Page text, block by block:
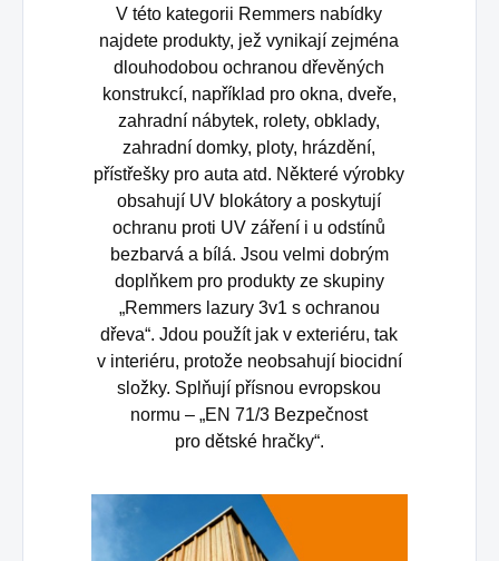
V této kategorii Remmers nabídky
najdete produkty, jež vynikají zejména
dlouhodobou ochranou dřevěných
konstrukcí, například pro okna, dveře,
zahradní nábytek, rolety, obklady,
zahradní domky, ploty, hrázdění,
přístřešky pro auta atd. Některé výrobky
obsahují UV blokátory a poskytují
ochranu proti UV záření i u odstínů
bezbarvá a bílá. Jsou velmi dobrým
doplňkem pro produkty ze skupiny
„Remmers lazury 3v1 s ochranou
dřeva“. Jdou použít jak v exteriéru, tak
v interiéru, protože neobsahují biocidní
složky. Splňují přísnou evropskou
normu – „EN 71/3 Bezpečnost
pro dětské hračky“.